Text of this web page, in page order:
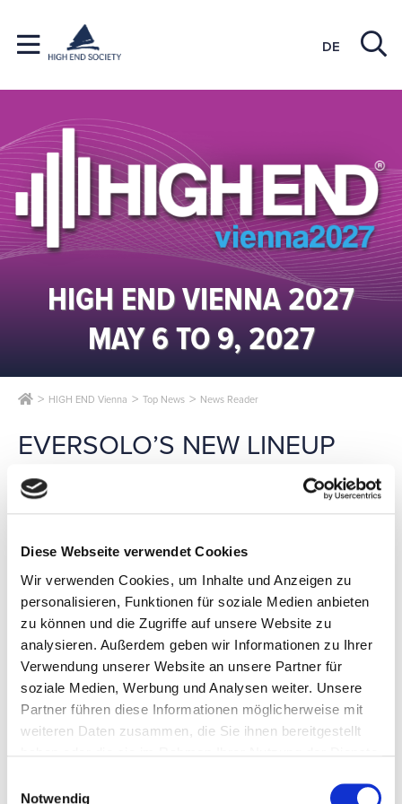
Diese Webseite verwendet Cookies
Wir verwenden Cookies, um Inhalte und Anzeigen zu
personalisieren, Funktionen für soziale Medien anbieten
zu können und die Zugriffe auf unsere Website zu
analysieren. Außerdem geben wir Informationen zu Ihrer
Verwendung unserer Website an unsere Partner für
soziale Medien, Werbung und Analysen weiter. Unsere
Partner führen diese Informationen möglicherweise mit
weiteren Daten zusammen, die Sie ihnen bereitgestellt
Notwendig
DE
HIGH END VIENNA 2027
MAY 6 TO 9, 2027
HIGH END Vienna Top News News Reader
EVERSOLO’S NEW LINEUP
DEBUTS AT HIGH END 2026:
ENGINEERING THE FUTURE
Eversolo will showcase its latest lineup in Room 1.14 at HIGH
END 2026, presenting a brand-new digital Hi-Fi ecosystem.
The all-new T10 Streaming Transport features an 8.6"
touchscreen, custom O-type linear power supply, self-
developed OCXO clock, and a 10MHz precision external clock
port. It adopts a precise physical isolation architecture for
ultimate, pure sound. Natively integrating TIDAL, Qobuz, Apple
Music, Qobuz Connect etc., it puts global music at your
fingertips.
and a fully balanced analog preamp. The Master Edition